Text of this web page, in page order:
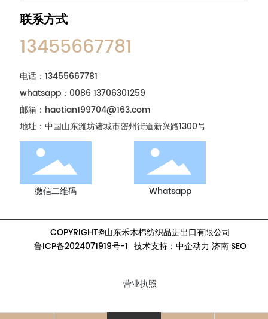
联系方式
13455667781
电话：13455667781
whatsapp：0086 13706301259
邮箱： haotian199704@163.com
地址：中国山东潍坊诸城市密州街道新兴路1300号
微信二维码 Whatsapp
COPYRIGHT©山东禾木棉纺织品进出口有限公司
鲁ICP备2024071919号-1 技术支持： 中企动力 济南 SEO
营业执照